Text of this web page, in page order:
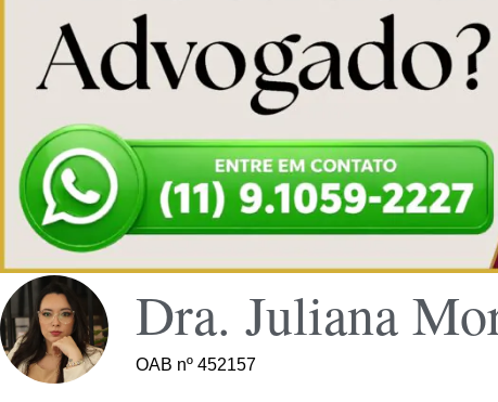
Dra. Juliana
OAB nº 452157